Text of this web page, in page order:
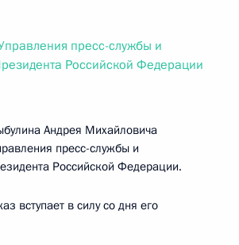
пресс-службы и
Российской Федерации
Андрея Михайловича
пресс-службы и
Российской Федерации.
вступает в силу со дня его